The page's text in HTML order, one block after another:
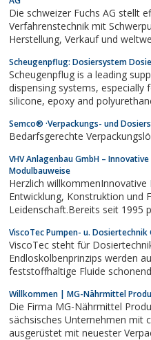
Abscheidung Lackierkabinen...
Die schweizer Fuchs AG stellt
Verfahrenstechnik mit Schwerpunkt
Herstellung, Verkauf und weltweiten Export von Anlagen aus den
pharmazeutische Industrie.
Scheugenpflug: Dosiersystem
Scheugenpflug is a leading
dispensing systems, especially for one- and two-component
silicone, epoxy and
Semco® ·Verpackungs- und
Bedarfsgerechte
VHV Anlagenbau GmbH –
Modulbauweise
Herzlich willkommenInnovative
Entwicklung, Konstruktion und Fertigung – das ist unsere
Leidenschaft.Bereits seit 1995
ViscoTec Pumpen- u. Dosiertechnik
ViscoTec steht für
Endloskolbenprinzips werden
feststoffhaltige Fluide
Willkommen | MG-Nährmittel
Die Firma MG-Nährmittel
sächsisches Unternehmen mit
ausgerüstet mit neuester